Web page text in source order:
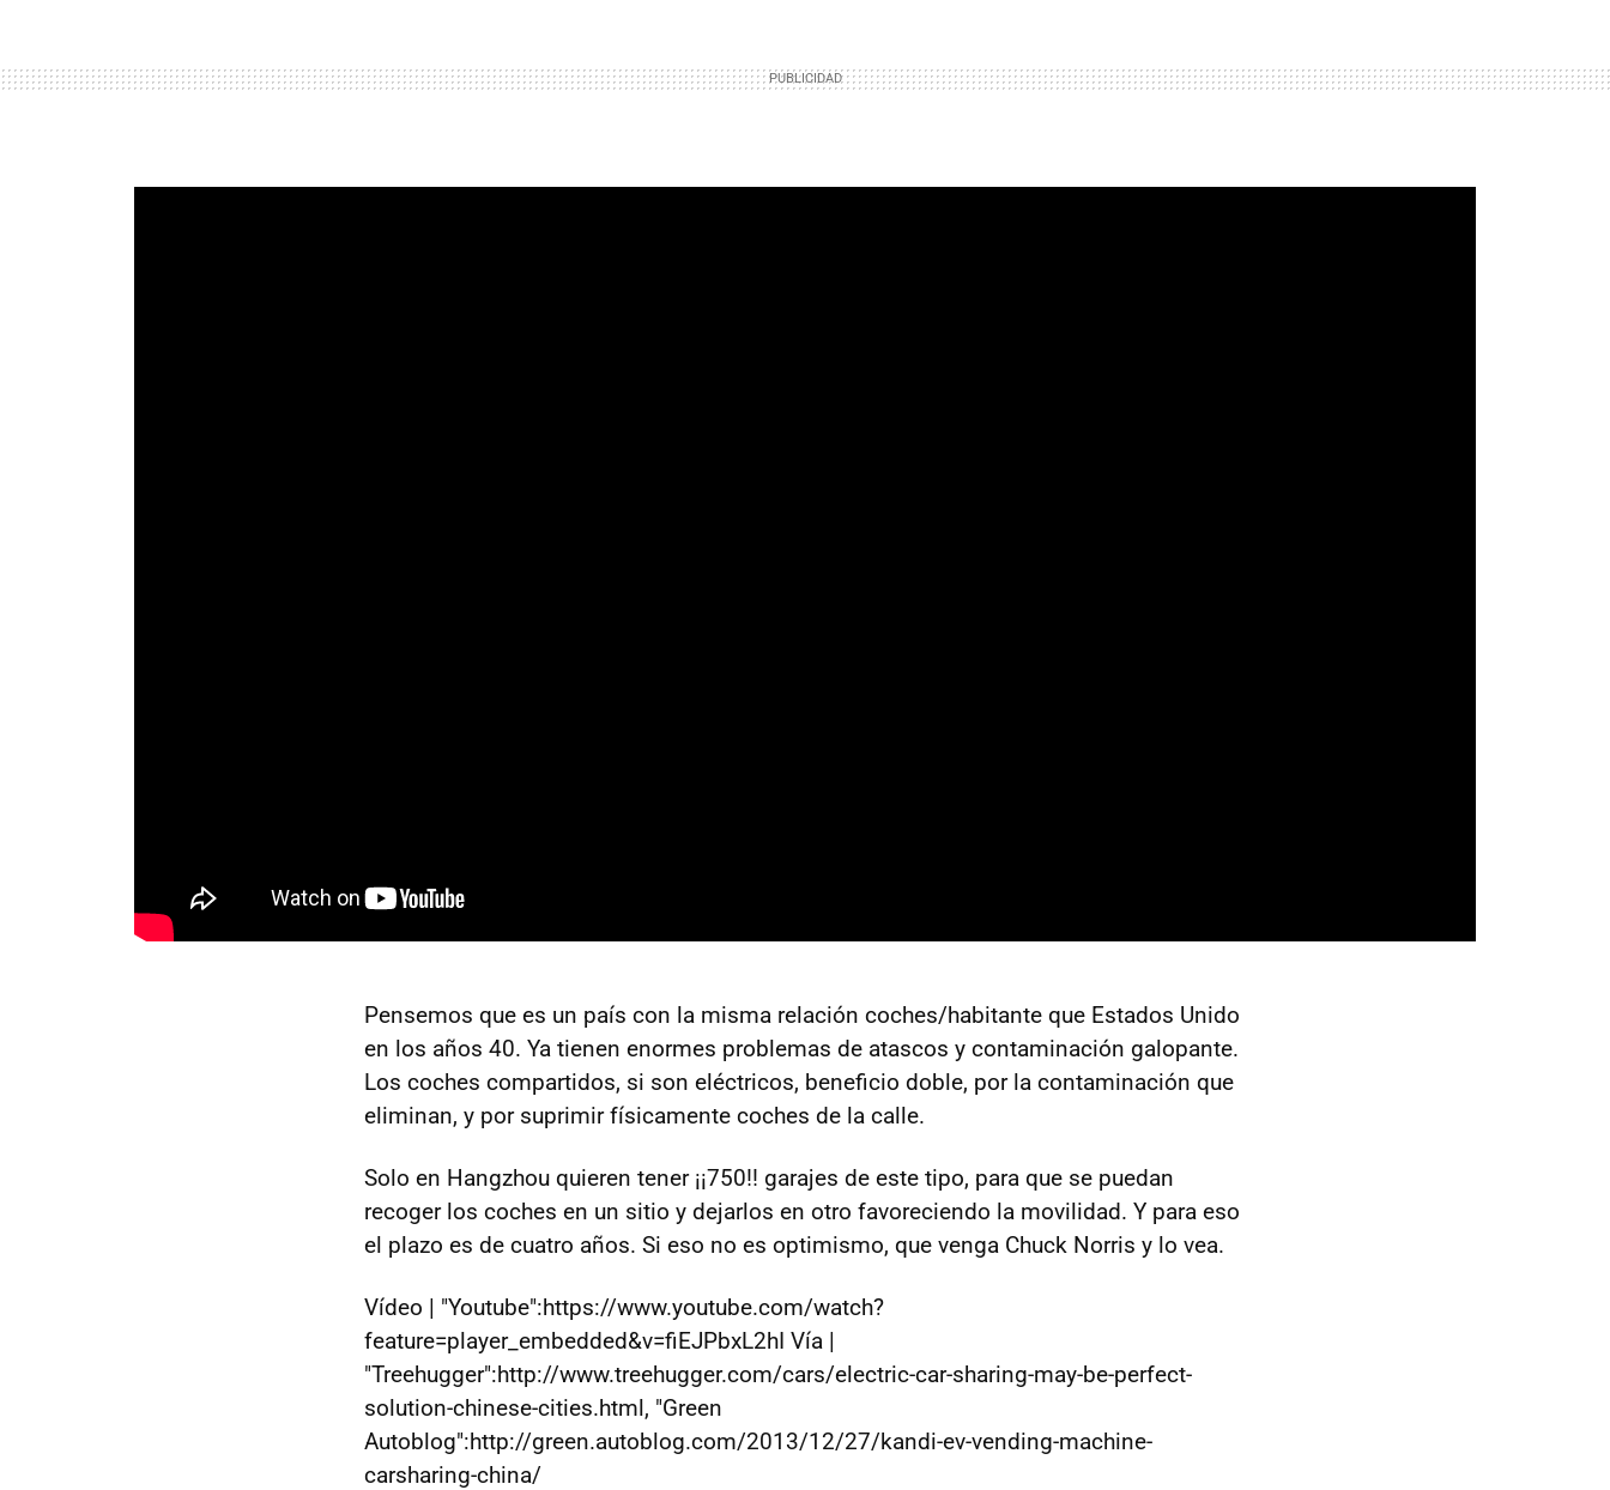
Pensemos que es un país con la misma relación coches/habitante que Estados Unido
en los años 40. Ya tienen enormes problemas de atascos y contaminación galopante.
Los coches compartidos, si son eléctricos, beneficio doble, por la contaminación que
eliminan, y por suprimir físicamente coches de la calle.
Solo en Hangzhou quieren tener ¡¡750!! garajes de este tipo, para que se puedan
recoger los coches en un sitio y dejarlos en otro favoreciendo la movilidad. Y para eso
el plazo es de cuatro años. Si eso no es optimismo, que venga Chuck Norris y lo vea.
Vídeo | "Youtube":https://www.youtube.com/watch?
feature=player_embedded&v=fiEJPbxL2hI Vía |
"Treehugger":http://www.treehugger.com/cars/electric-car-sharing-may-be-perfect-
solution-chinese-cities.html, "Green
Autoblog":http://green.autoblog.com/2013/12/27/kandi-ev-vending-machine-
carsharing-china/